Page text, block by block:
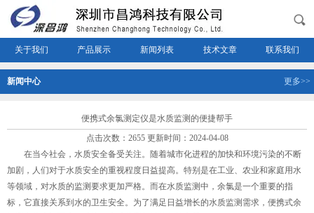
关于我们 产品展示 新闻列表 技术文章 联系我们
新闻中心 更多>>
便携式余氯测定仪是水质监测的便捷帮手
点击次数：2655 更新时间：2024-04-08
在当今社会，水质安全备受关注。随着城市化进程的加快和环境污染的不断
加剧，人们对于水质安全的重视程度日益提高。特别是在工业、农业和家庭用水
等领域，对水质的监测要求更加严格。而在水质监测中，余氯是一个重要的指
标，它直接关系到水的卫生安全。为了满足日益增长的水质监测需求，便携式余